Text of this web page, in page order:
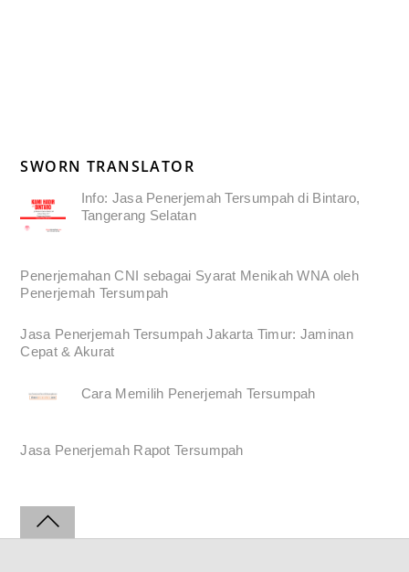
SWORN TRANSLATOR
Info: Jasa Penerjemah Tersumpah di Bintaro,
Tangerang Selatan
Penerjemahan CNI sebagai Syarat Menikah WNA oleh
Penerjemah Tersumpah
Jasa Penerjemah Tersumpah Jakarta Timur: Jaminan
Cepat & Akurat
Cara Memilih Penerjemah Tersumpah
Jasa Penerjemah Rapot Tersumpah